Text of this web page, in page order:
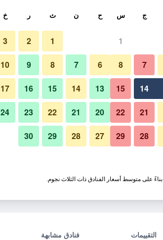
عرض الأسعار
عرض الأسعار
التقييمات فنادق مشابهة
ج س
1
7
8
14
15
21
22
28
29
ح ن ث ر خ
1
2
3
6
7
8
9
10
13
14
15
16
17
20
21
22
23
24
27
28
29
30
بناءً على متوسط أسعار الفنادق ذات الثلاث نجوم.